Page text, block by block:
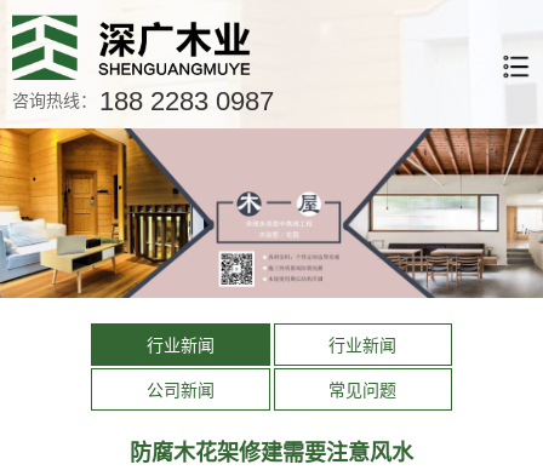
咨询热线： 188 2283 0987
行业新闻 行业新闻
公司新闻 常见问题
防腐木花架修建需要注意风水